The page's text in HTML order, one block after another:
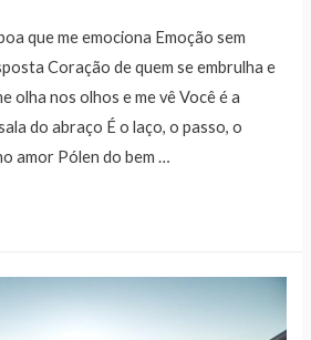
que me emociona Emoção sem
Coração de quem se embrulha e
olha nos olhos e me vê Você é a
do abraço É o laço, o passo, o
amor Pólen do bem …